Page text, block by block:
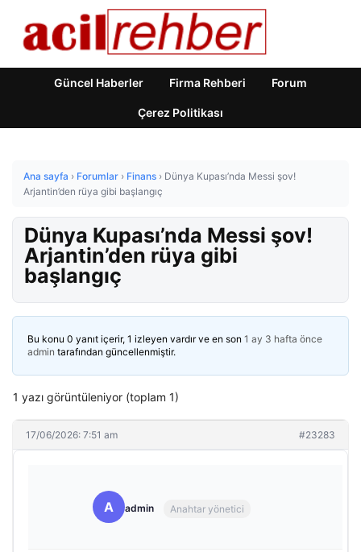
Güncel Haberler Firma Rehberi Forum
Çerez Politikası
Ana sayfa › Forumlar › Finans › Dünya Kupası’nda Messi şov!
Arjantin’den rüya gibi başlangıç
Dünya Kupası’nda Messi şov!
Arjantin’den rüya gibi
başlangıç
Bu konu 0 yanıt içerir, 1 izleyen vardır ve en son 1 ay 3 hafta önce
admin tarafından güncellenmiştir.
1 yazı görüntüleniyor (toplam 1)
17/06/2026: 7:51 am #23283
A admin Anahtar yönetici